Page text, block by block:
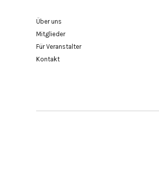
Über uns
Mitglieder
Für Veranstalter
Kontakt